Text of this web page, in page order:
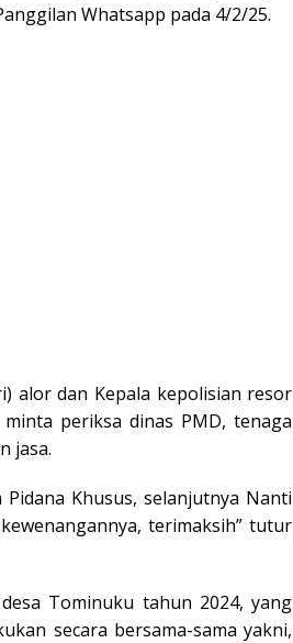
Whatsapp pada 4/2/25.
alor dan Kepala kepolisian resor
periksa dinas PMD, tenaga
jasa.
Khusus, selanjutnya Nanti
terimaksih” tutur
Tominuku tahun 2024, yang
secara bersama-sama yakni,